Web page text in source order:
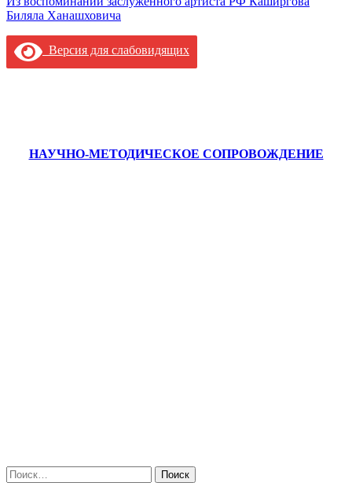
Биляла Ханашховича
Версия для слабовидящих
НАУЧНО-МЕТОДИЧЕСКОЕ СОПРОВОЖДЕНИЕ
Искать: